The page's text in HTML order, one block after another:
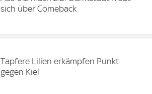
sich über Comeback
Tapfere Lilien erkämpfen Punkt
gegen Kiel